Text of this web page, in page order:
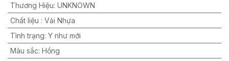
Thương Hiệu: UNKNOWN
Chất liệu : Vải Nhựa
Tình trạng: Y như mới
Màu sắc: Hồng